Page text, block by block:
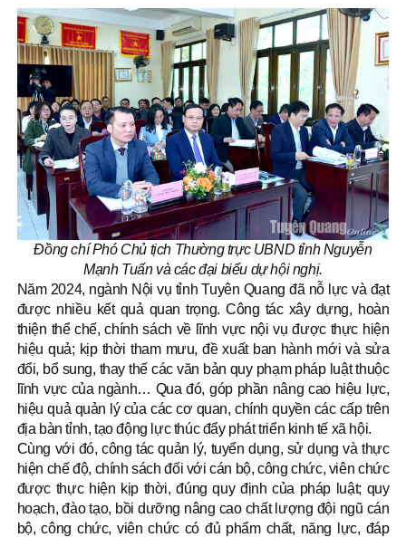
Đồng chí Phó Chủ tịch Thường trực UBND tỉnh Nguyễn
Mạnh Tuấn và các đại biểu dự hội nghị.
Năm 2024, ngành Nội vụ tỉnh Tuyên Quang đã nỗ lực và đạt
được nhiều kết quả quan trọng. Công tác xây dựng, hoàn
thiện thể chế, chính sách về lĩnh vực nội vụ được thực hiện
hiệu quả; kịp thời tham mưu, đề xuất ban hành mới và sửa
đổi, bổ sung, thay thế các văn bản quy phạm pháp luật thuộc
lĩnh vực của ngành… Qua đó, góp phần nâng cao hiệu lực,
hiệu quả quản lý của các cơ quan, chính quyền các cấp trên
địa bàn tỉnh, tạo động lực thúc đẩy phát triển kinh tế xã hội.
Cùng với đó, công tác quản lý, tuyển dụng, sử dụng và thực
hiện chế độ, chính sách đối với cán bộ, công chức, viên chức
được thực hiện kịp thời, đúng quy định của pháp luật; quy
hoạch, đào tạo, bồi dưỡng nâng cao chất lượng đội ngũ cán
bộ, công chức, viên chức có đủ phẩm chất, năng lực, đáp